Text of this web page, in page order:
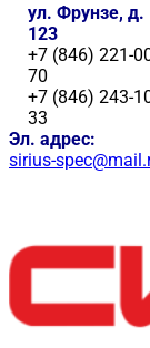
ул. Фрунзе, д.
123
+7 (846) 221-
70
+7 (846) 243-
33
Эл. адрес:
sirius-